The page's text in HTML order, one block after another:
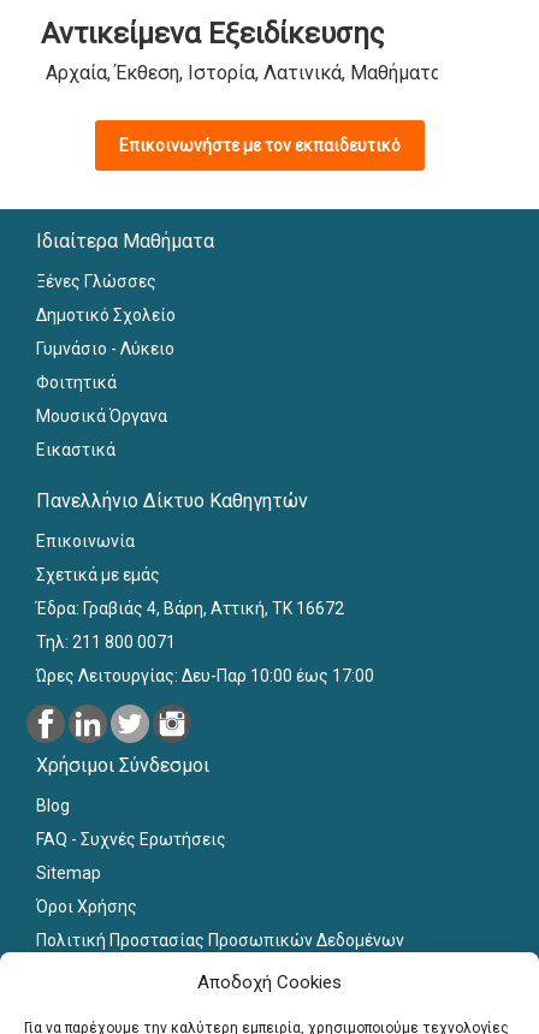
Αποδοχή Cookies
Για να παρέχουμε την καλύτερη εμπειρία, χρησιμοποιούμε τεχνολογίες
Αντικείμενα Εξειδίκευσης
Αρχαία, Έκθεση, Ιστορία, Λατινικά, Μαθήματα
Επικοινωνήστε με τον εκπαιδευτικό
Ιδιαίτερα Μαθήματα
Ξένες Γλώσσες
Δημοτικό Σχολείο
Γυμνάσιο - Λύκειο
Φοιτητικά
Μουσικά Όργανα
Εικαστικά
Πανελλήνιο Δίκτυο Καθηγητών
Επικοινωνία
Σχετικά με εμάς
Έδρα: Γραβιάς 4, Βάρη, Αττική, ΤΚ 16672
Τηλ: 211 800 0071
Ώρες Λειτουργίας: Δευ-Παρ 10:00 έως 17:00
Χρήσιμοι Σύνδεσμοι
Blog
FAQ - Συχνές Ερωτήσεις
Sitemap
Όροι Χρήσης
Πολιτική Προστασίας Προσωπικών Δεδομένων
Για εκπαιδευτικούς